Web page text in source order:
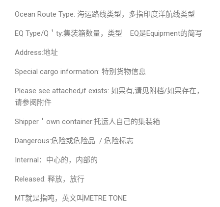
Ocean Route Type: 海运路线类型，多指印度洋航线类型
EQ Type/Q＇ty:集装箱数量，类型 EQ是Equipment的简写
Address:地址
Special cargo information: 特别货物信息
Please see attached,if exists: 如果有,请见附档/如果存在，
请参阅附件
Shipper＇own container:托运人自己的集装箱
Dangerous:危险或危险品 / 危险标志
Internal：中心的，内部的
Released: 释放，放行
MT就是指吨，英文叫METRE TONE